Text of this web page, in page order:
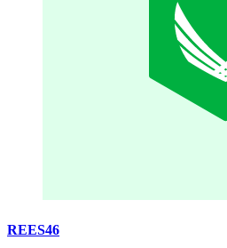
REES46